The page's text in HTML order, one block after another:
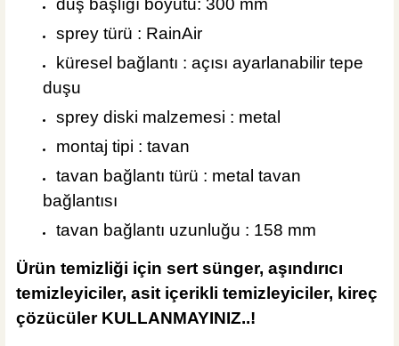
duş başlığı boyutu: 300 mm
sprey türü : RainAir
küresel bağlantı : açısı ayarlanabilir tepe
duşu
sprey diski malzemesi : metal
montaj tipi : tavan
tavan bağlantı türü : metal tavan
bağlantısı
tavan bağlantı uzunluğu : 158 mm
Ürün temizliği için sert sünger, aşındırıcı
temizleyiciler, asit içerikli temizleyiciler, kireç
çözücüler KULLANMAYINIZ..!